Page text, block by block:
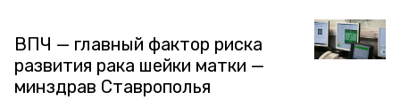
ВПЧ — главный фактор риска
развития рака шейки матки —
минздрав Ставрополья